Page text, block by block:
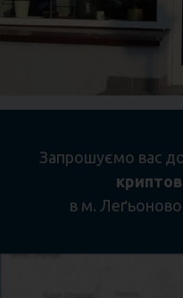
Запрошуємо вас
в м.